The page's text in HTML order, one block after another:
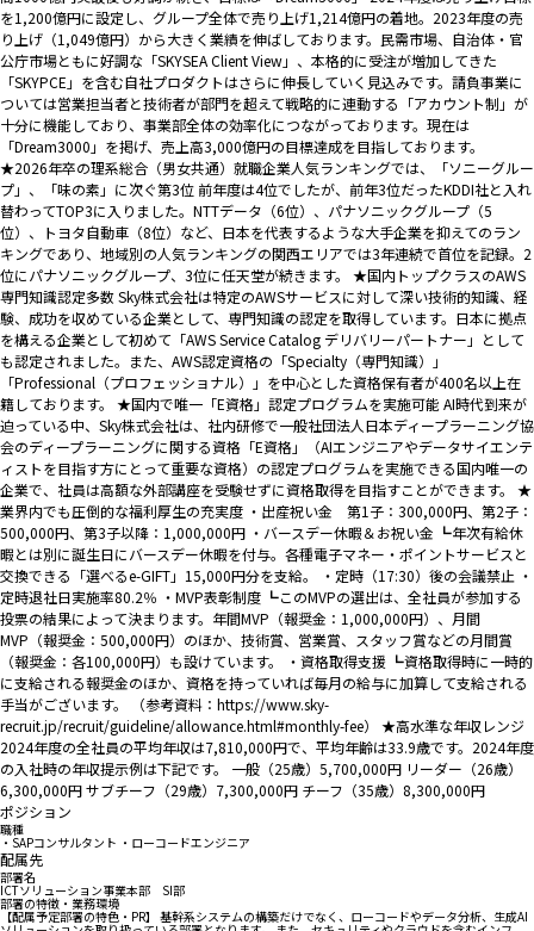
を1,200億円に設定し、グループ全体で売り上げ1,214億円の着地。2023年度の売
り上げ（1,049億円）から大きく業績を伸ばしております。民需市場、自治体・官
公庁市場ともに好調な「SKYSEA Client View」、本格的に受注が増加してきた
「SKYPCE」を含む自社プロダクトはさらに伸長していく見込みです。請負事業に
ついては営業担当者と技術者が部門を超えて戦略的に連動する「アカウント制」が
十分に機能しており、事業部全体の効率化につながっております。現在は
「Dream3000」を掲げ、売上高3,000億円の目標達成を目指しております。
★2026年卒の理系総合（男女共通）就職企業人気ランキングでは、「ソニーグルー
プ」、「味の素」に次ぐ第3位 前年度は4位でしたが、前年3位だったKDDI社と入れ
替わってTOP3に入りました。NTTデータ（6位）、パナソニックグループ（5
位）、トヨタ自動車（8位）など、日本を代表するような大手企業を抑えてのラン
キングであり、地域別の人気ランキングの関西エリアでは3年連続で首位を記録。2
位にパナソニックグループ、3位に任天堂が続きます。 ★国内トップクラスのAWS
専門知識認定多数 Sky株式会社は特定のAWSサービスに対して深い技術的知識、経
験、成功を収めている企業として、専門知識の認定を取得しています。日本に拠点
を構える企業として初めて「AWS Service Catalog デリバリーパートナー」として
も認定されました。また、AWS認定資格の「Specialty（専門知識）」
「Professional（プロフェッショナル）」を中心とした資格保有者が400名以上在
籍しております。 ★国内で唯一「E資格」認定プログラムを実施可能 AI時代到来が
迫っている中、Sky株式会社は、社内研修で一般社団法人日本ディープラーニング協
会のディープラーニングに関する資格「E資格」（AIエンジニアやデータサイエンテ
ィストを目指す方にとって重要な資格）の認定プログラムを実施できる国内唯一の
企業で、社員は高額な外部講座を受験せずに資格取得を目指すことができます。 ★
業界内でも圧倒的な福利厚生の充実度 ・出産祝い金 第1子：300,000円、第2子：
500,000円、第3子以降：1,000,000円 ・バースデー休暇＆お祝い金 ┗年次有給休
暇とは別に誕生日にバースデー休暇を付与。各種電子マネー・ポイントサービスと
交換できる「選べるe-GIFT」15,000円分を支給。 ・定時（17:30）後の会議禁止 ・
定時退社日実施率80.2％ ・MVP表彰制度 ┗このMVPの選出は、全社員が参加する
投票の結果によって決まります。年間MVP（報奨金：1,000,000円）、月間
MVP（報奨金：500,000円）のほか、技術賞、営業賞、スタッフ賞などの月間賞
（報奨金：各100,000円）も設けています。 ・資格取得支援 ┗資格取得時に一時的
に支給される報奨金のほか、資格を持っていれば毎月の給与に加算して支給される
手当がございます。 （参考資料：https://www.sky-
recruit.jp/recruit/guideline/allowance.html#monthly-fee） ★高水準な年収レンジ
2024年度の全社員の平均年収は7,810,000円で、平均年齢は33.9歳です。2024年度
の入社時の年収提示例は下記です。 一般（25歳）5,700,000円 リーダー（26歳）
6,300,000円 サブチーフ（29歳）7,300,000円 チーフ（35歳）8,300,000円
ポジション
職種
・SAPコンサルタント ・ローコードエンジニア
配属先
部署名
ICTソリューション事業本部 SI部
部署の特徴・業務環境
【配属予定部署の特色・PR】 基幹系システムの構築だけでなく、ローコードやデータ分析、生成AI